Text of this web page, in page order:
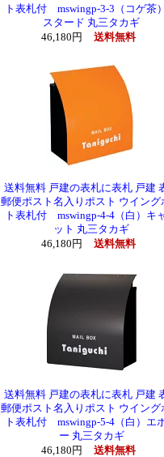
ト表札付 mswingp-3-3（コゲ茶
スタード 丸三タカギ
46,180円
送料無料
送料無料 戸建の表札に表札 戸建
郵便ポスト名入りポスト ウイング
ト表札付 mswingp-4-4（白）キ
ット 丸三タカギ
46,180円
送料無料
送料無料 戸建の表札に表札 戸建
郵便ポスト名入りポスト ウイング
ト表札付 mswingp-5-4（白）エ
ー 丸三タカギ
46,180円
送料無料